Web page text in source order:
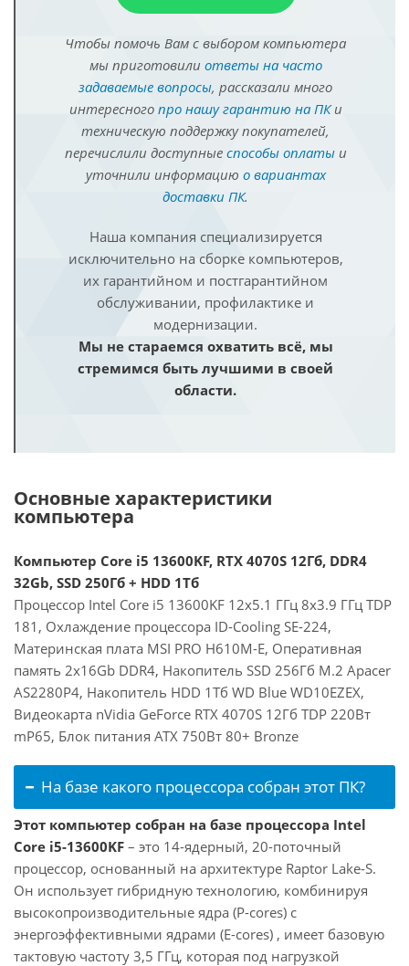
Чтобы помочь Вам с выбором компьютера
мы приготовили ответы на часто
задаваемые вопросы, рассказали много
интересного про нашу гарантию на ПКи
техническую поддержку покупателей,
перечислили доступные способы оплатыи
уточнили информацию о вариантах
доставки ПК.
Наша компания специализируется
исключительно на сборке компьютеров,
их гарантийном и постгарантийном
обслуживании, профилактике и
модернизации.
Мы не стараемся охватить всё, мы
стремимся быть лучшими в своей
области.
Основные характеристики
компьютера
Компьютер Core i5 13600KF, RTX 4070S 12Гб, DDR4
32Gb, SSD 250Гб + HDD 1Тб
Процессор Intel Core i5 13600KF 12x5.1 ГГц 8x3.9 ГГц TDP
181, Охлаждение процессора ID-Cooling SE-224,
Материнская плата MSI PRO H610M-E, Оперативная
память 2x16Gb DDR4, Накопитель SSD 256Гб M.2 Apacer
AS2280P4, Накопитель HDD 1Тб WD Blue WD10EZEX,
Видеокарта nVidia GeForce RTX 4070S 12Гб TDP 220Вт
mP65, Блок питания ATX 750Вт 80+ Bronze
На базе какого процессора собран этот ПК?
Этот компьютер собран на базе процессора Intel
Core i5-13600KF – это 14-ядерный, 20-поточный
процессор, основанный на архитектуре Raptor Lake-S.
Он использует гибридную технологию, комбинируя
высокопроизводительные ядра (P-cores) с
энергоэффективными ядрами (E-cores) , имеет базовую
тактовую частоту 3,5 ГГц, которая под нагрузкой